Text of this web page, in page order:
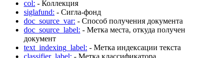
col: - Коллекция
siglafund: - Сигла-фонд
doc_source_var: - Способ получения документа
doc_source_label: - Метка места, откуда получен
документ
text_indexing_label: - Метка индексации текста